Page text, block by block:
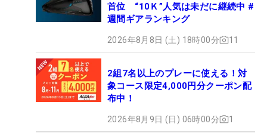
首位 “10Ｋ”人気は未だに継続中 #
週間ギアランキング
2026年8月8日 (土) 18時00分 11
2組7名以上のプレーに使える！対
象コース限定4,000円分クーポン配
布中！
2026年8月9日 (日) 06時00分 1